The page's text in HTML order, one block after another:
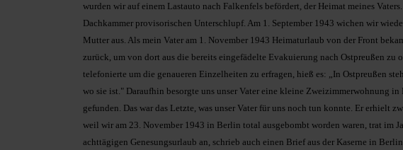
wurden wir auf einem Lastauto nach Falkenfels befördert, der Heimat meines
Dachkammer provisorischen Unterschlupf. Am 1. September 1943 wichen wir
Mutter aus. Als mein Vater am 1. November 1943 Heimaturlaub von der Front
zurück, um von dort aus die bereits eingefädelte Evakuierung nach Ostpreußen zu
telefonierte um die genaueren Einzelheiten zu erfragen, hieß es: „In Ostpreußen
wo sie ist." Daraufhin besorgte uns unser Vater eine kleine Zweizimmerwohnung in
gefunden. Das war das Letzte, was unser Vater für uns noch tun konnte. Er erhielt
weil wir am 23. November 1943 in Berlin total ausgebombt worden waren, trat im
achttägigen Genesungsurlaub an, schrieb auch einen Brief aus der Kaserne in